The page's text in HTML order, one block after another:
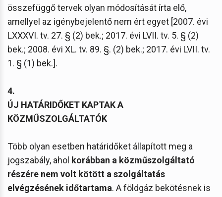
összefüggő tervek olyan módosítását írta elő,
amellyel az igénybejelentő nem ért egyet [2007. évi
LXXXVI. tv. 27. § (2) bek.; 2017. évi LVII. tv. 5. § (2)
bek.; 2008. évi XL. tv. 89. §. (2) bek.; 2017. évi LVII. tv.
1. § (1) bek.].
4.
ÚJ HATÁRIDŐKET KAPTAK A
KÖZMŰSZOLGÁLTATÓK
Több olyan esetben határidőket állapított meg a
jogszabály, ahol korábban a közműszolgáltató
részére nem volt kötött a szolgáltatás
elvégzésének időtartama. A földgáz bekötésnek is